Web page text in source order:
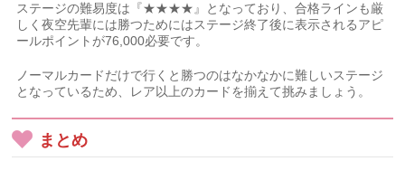
ステージの難易度は『★★★★』となっており、合格ラインも厳
しく夜空先輩には勝つためにはステージ終了後に表示されるアピ
ールポイントが76,000必要です。
ノーマルカードだけで行くと勝つのはなかなかに難しいステージ
となっているため、レア以上のカードを揃えて挑みましょう。
まとめ